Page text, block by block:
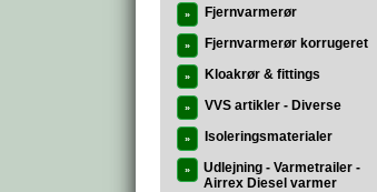
» Fjernvarmerør
» Fjernvarmerør korrugeret
» Kloakrør & fittings
» VVS artikler - Diverse
» Isoleringsmaterialer
»
Udlejning - Varmetrailer -
Airrex Diesel varmer